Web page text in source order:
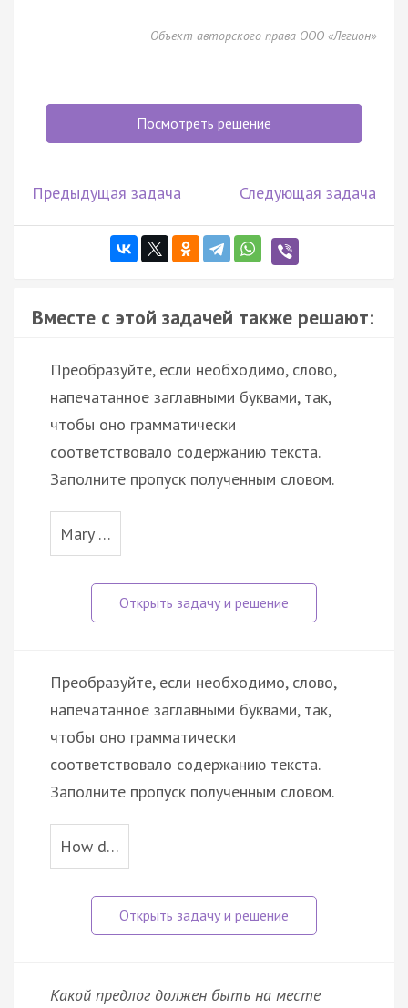
Объект авторского права ООО «Легион»
Посмотреть решение
Предыдущая задача Следующая задача
Вместе с этой задачей также решают:
Преобразуйте, если необходимо, слово,
напечатанное заглавными буквами, так,
чтобы оно грамматически
соответствовало содержанию текста.
Заполните пропуск полученным словом.
Mary …
Преобразуйте, если необходимо, слово,
напечатанное заглавными буквами, так,
чтобы оно грамматически
соответствовало содержанию текста.
Заполните пропуск полученным словом.
How d…
Какой предлог должен быть на месте